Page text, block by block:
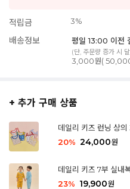
적립금 3%
배송정보 평일 13:00 이전
(단, 주문량 증가 시
3,000원( 50,000
+ 추가 구매 상품
데일리 키즈 런닝 상의
20% 24,000원
데일리 키즈 7부 실내
23% 19,900원